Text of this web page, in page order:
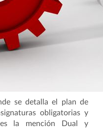
se detalla el plan de
obligatorias y
la mención Dual y